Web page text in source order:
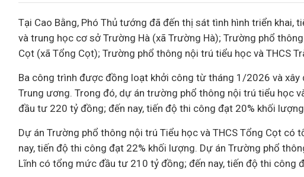
Tại Cao Bằng, Phó Thủ tướng đã đến thị sát tình hình triển khai,
và trung học cơ sở Trường Hà (xã Trường Hà); Trường phổ
Cọt (xã Tổng Cọt); Trường phổ thông nội trú tiểu học và THCS
Ba công trình được đồng loạt khởi công từ tháng 1/2026 và xây
Trung ương. Trong đó, dự án trường phổ thông nội trú tiểu học
đầu tư220 tỷ đồng; đến nay, tiến độ thi công đạt 20% khối
Dự án Trường phổ thông nội trú Tiểu học và THCS Tổng Cọt
nay, tiến độ thi công đạt 22% khối lượng. Dự án Trường phổ
Lĩnh có tổng mức đầu tư 210 tỷ đồng; đến nay, tiến độ thi công